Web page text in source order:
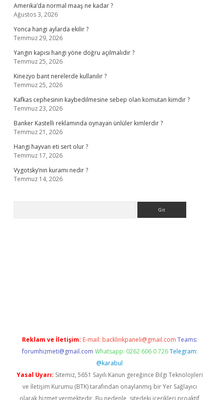
Amerika’da normal maaş ne kadar ?
Ağustos 3, 2026
Yonca hangi aylarda ekilir ?
Temmuz 29, 2026
Yangın kapısı hangi yöne doğru açılmalıdır ?
Temmuz 25, 2026
Kinezyo bant nerelerde kullanılır ?
Temmuz 25, 2026
Kafkas cephesinin kaybedilmesine sebep olan komutan kimdir ?
Temmuz 23, 2026
Banker Kastelli reklamında oynayan ünlüler kimlerdir ?
Temmuz 21, 2026
Hangi hayvan eti sert olur ?
Temmuz 17, 2026
Vygotsky’nin kuramı nedir ?
Temmuz 14, 2026
Reklam ve İletişim: E-mail: backlinkpaneli@gmail.com Teams:
forumhizmeti@gmail.com Whatsapp: 0262 606 0 726 Telegram:
@karabul
Yasal Uyarı: Sitemiz, 5651 Sayılı Kanun gereğince Bilgi Teknolojileri
ve İletişim Kurumu (BTK) tarafından onaylanmış bir Yer Sağlayıcı
olarak hizmet vermektedir. Bu nedenle, sitedeki içerikleri proaktif